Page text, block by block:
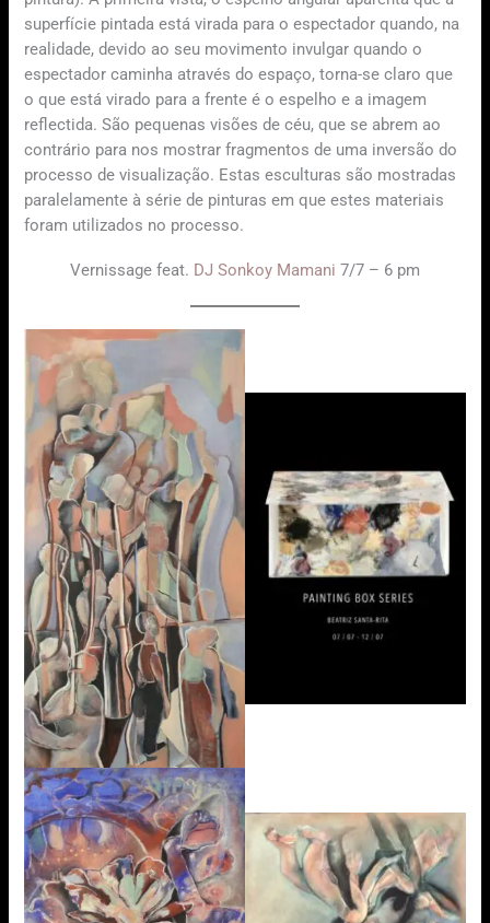
superfície pintada está virada para o espectador quando, na
realidade, devido ao seu movimento invulgar quando o
espectador caminha através do espaço, torna-se claro que
o que está virado para a frente é o espelho e a imagem
reflectida. São pequenas visões de céu, que se abrem ao
contrário para nos mostrar fragmentos de uma inversão do
processo de visualização. Estas esculturas são mostradas
paralelamente à série de pinturas em que estes materiais
foram utilizados no processo.
Vernissage feat. DJ Sonkoy Mamani 7/7 – 6 pm